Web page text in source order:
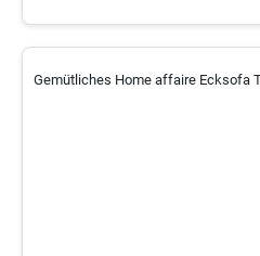
Gemütliches Home affaire Ecksofa